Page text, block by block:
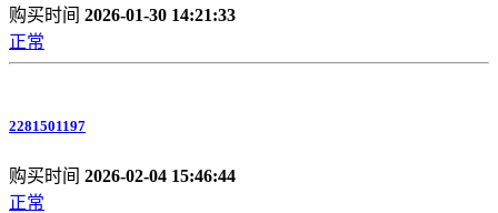
购买时间 2026-01-30 14:21:33
正常
2281501197
购买时间 2026-02-04 15:46:44
正常